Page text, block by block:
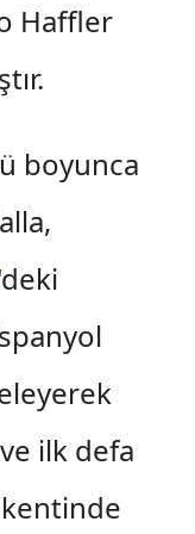
Haffler
boyunca
ilk defa
kentinde